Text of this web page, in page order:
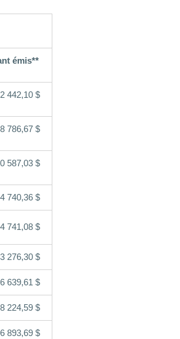
émis**
442,10 $
786,67 $
587,03 $
740,36 $
741,08 $
276,30 $
639,61 $
224,59 $
893,69 $